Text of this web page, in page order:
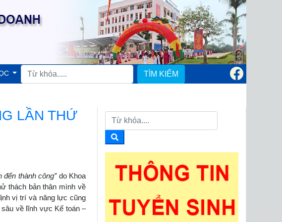
TÌM KIẾM
LẦN THỨ
thành công”do Khoa
thách bản thân mình về
vị trí và năng lực cũng
về lĩnh vực Kế toán –